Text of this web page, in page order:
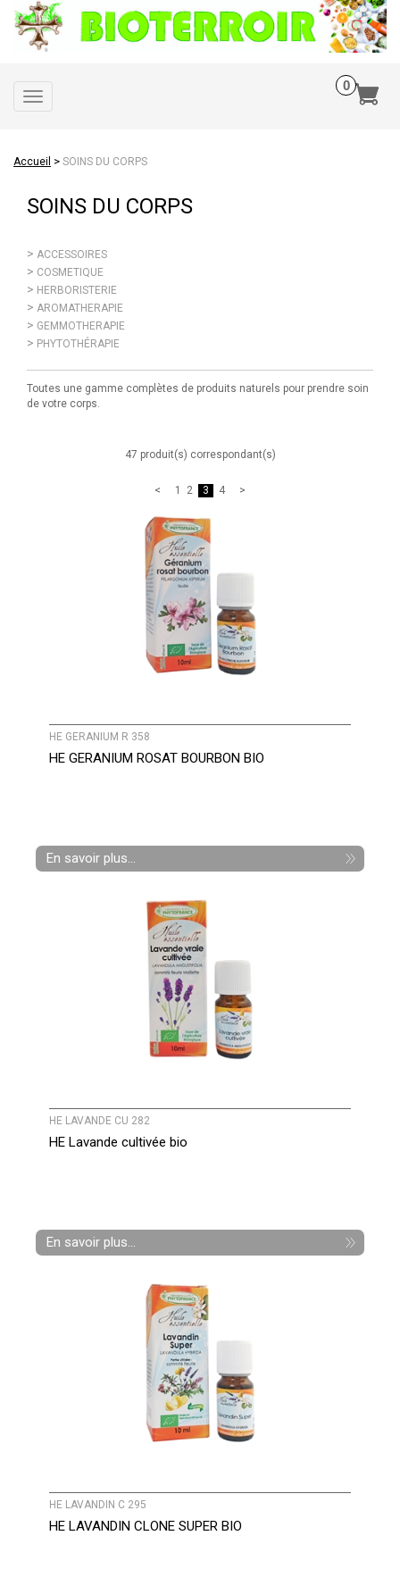
Toggle
navigation
Accueil > SOINS DU CORPS
SOINS DU CORPS
ACCESSOIRES
COSMETIQUE
HERBORISTERIE
AROMATHERAPIE
GEMMOTHERAPIE
PHYTOTHÉRAPIE
Toutes une gamme complètes de produits naturels pour prendre soin
de votre corps.
47 produit(s) correspondant(s)
1 2 3 4
HE GERANIUM R 358
HE GERANIUM ROSAT BOURBON BIO
En savoir plus...
HE LAVANDE CU 282
HE Lavande cultivée bio
En savoir plus...
HE LAVANDIN C 295
HE LAVANDIN CLONE SUPER BIO